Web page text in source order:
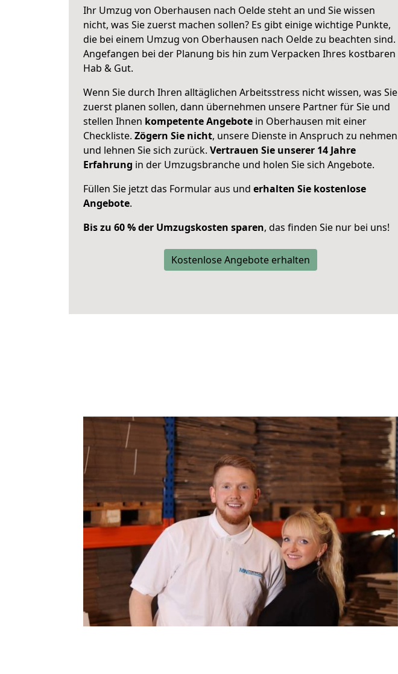
Ihr Umzug von Oberhausen nach Oelde steht an und Sie wissen
nicht, was Sie zuerst machen sollen? Es gibt einige wichtige Punkte,
die bei einem Umzug von Oberhausen nach Oelde zu beachten sind.
Angefangen bei der Planung bis hin zum Verpacken Ihres kostbaren
Hab & Gut.
Wenn Sie durch Ihren alltäglichen Arbeitsstress nicht wissen, was Sie
zuerst planen sollen, dann übernehmen unsere Partner für Sie und
stellen Ihnen kompetente Angebote in Oberhausen mit einer
Checkliste. Zögern Sie nicht, unsere Dienste in Anspruch zu nehmen
und lehnen Sie sich zurück. Vertrauen Sie unserer 14 Jahre
Erfahrung in der Umzugsbranche und holen Sie sich Angebote.
Füllen Sie jetzt das Formular aus und erhalten Sie kostenlose
Angebote.
Bis zu 60 % der Umzugskosten sparen, das finden Sie nur bei uns!
Kostenlose Angebote erhalten